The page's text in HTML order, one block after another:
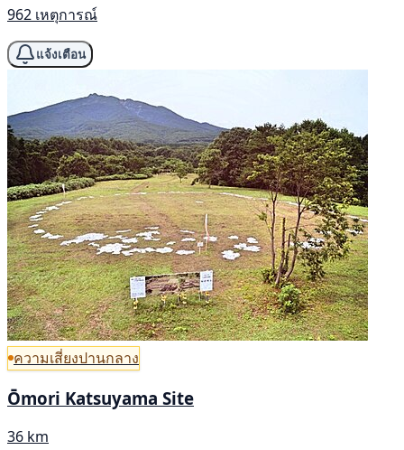
962 เหตุการณ์
แจ้งเตือน
ความเสี่ยงปานกลาง
Ōmori Katsuyama Site
36 km